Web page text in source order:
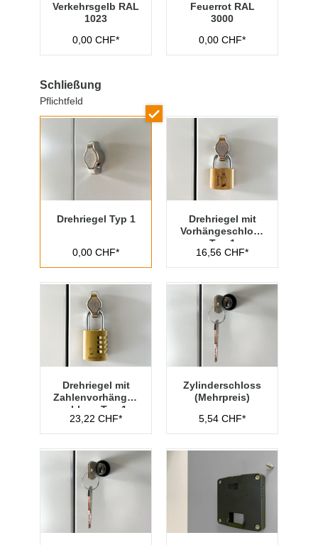
Verkehrsgelb RAL
1023
0,00 CHF*
Feuerrot RAL
3000
0,00 CHF*
Schließung
Pflichtfeld
Drehriegel Typ 1
0,00 CHF*
Drehriegel mit
Vorhängeschloss
Typ 1
16,56 CHF*
Drehriegel mit
Zahlenvorhänges
chloss Typ 1
23,22 CHF*
Zylinderschloss
(Mehrpreis)
5,54 CHF*